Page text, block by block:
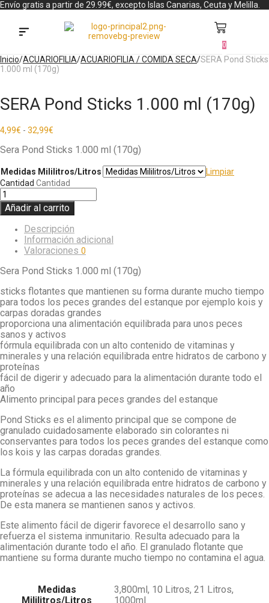
Envío gratis a partir de 29.99€, excepto Islas Canarias, Ceuta y Melilla.
0
Inicio/ACUARIOFILIA/ACUARIOFILIA / COMIDA SECA/SERA Pond Sticks
1.000 ml (170g)
SERA Pond Sticks 1.000 ml (170g)
4,99€ - 32,99€
Sera Pond Sticks 1.000 ml (170g)
Medidas Mililitros/Litros
Limpiar
Cantidad Cantidad
Añadir al carrito
Descripción
Información adicional
Valoraciones 0
Sera Pond Sticks 1.000 ml (170g)
sticks flotantes que mantienen su forma durante mucho tiempo
para todos los peces grandes del estanque por ejemplo kois y
carpas doradas grandes
proporciona una alimentación equilibrada para unos peces
sanos y activos
fórmula equilibrada con un alto contenido de vitaminas y
minerales y una relación equilibrada entre hidratos de carbono y
proteínas
fácil de digerir y adecuado para la alimentación durante todo el
año
Alimento principal para peces grandes del estanque
Pond Sticks es el alimento principal que se compone de
granulado cuidadosamente elaborado sin colorantes ni
conservantes para todos los peces grandes del estanque como
los kois y las carpas doradas grandes.
La fórmula equilibrada con un alto contenido de vitaminas y
minerales y una relación equilibrada entre hidratos de carbono y
proteínas se adecua a las necesidades naturales de los peces.
De esta manera se mantienen sanos y activos.
Este alimento fácil de digerir favorece el desarrollo sano y
refuerza el sistema inmunitario. Resulta adecuado para la
alimentación durante todo el año. El granulado flotante que
mantiene su forma durante mucho tiempo no contamina el agua.
Medidas
Mililitros/Litros
3,800ml, 10 Litros, 21 Litros,
1000ml